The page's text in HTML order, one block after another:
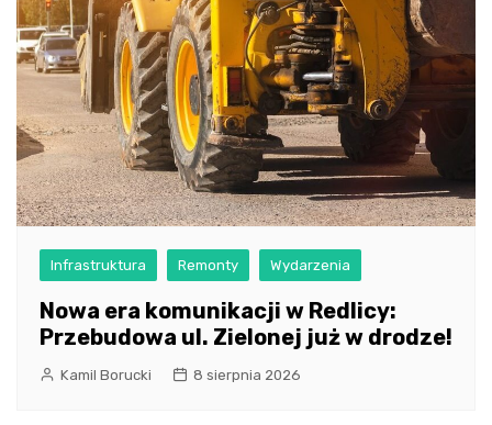
Infrastruktura Remonty Wydarzenia
Nowa era komunikacji w Redlicy:
Przebudowa ul. Zielonej już w drodze!
Kamil Borucki 8 sierpnia 2026